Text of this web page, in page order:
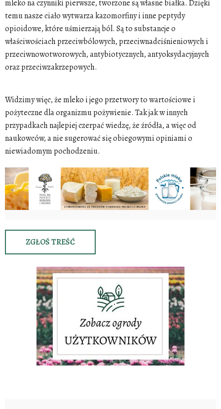
mleko na czynniki pierwsze, tworzone są własne białka. Dzięki
temu nasze ciało wytwarza kazomorfiny i inne peptydy
opioidowe, które uśmierzają ból. Są to substancje o
właściwościach przeciwbólowych, przeciwnadciśnieniowych i
przeciwnowotworowych, antybiotycznych, antyoksydacyjnych
oraz przeciwzakrzepowych.
Widzimy więc, że mleko i jego przetwory to wartościowe i
pożyteczne dla organizmu pożywienie. Tak jak w innych
przypadkach najlepiej czerpać wiedzę, że źródła, a więc od
naukowców, a nie sugerować się obiegowymi opiniami o
niewiadomym pochodzeniu.
ZGŁOŚ TREŚĆ